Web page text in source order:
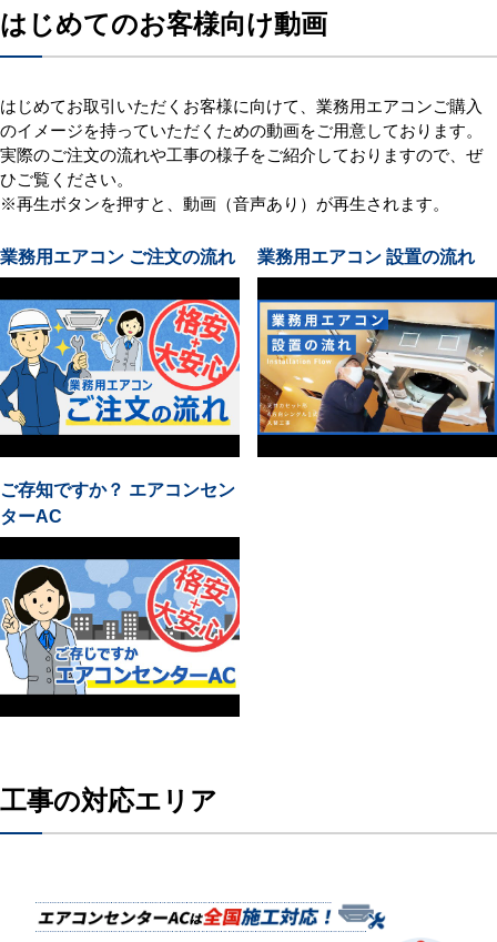
はじめてのお客様向け動画
はじめてお取引いただくお客様に向けて、業務用エアコンご購入
のイメージを持っていただくための動画をご用意しております。
実際のご注文の流れや工事の様子をご紹介しておりますので、ぜ
ひご覧ください。
※再生ボタンを押すと、動画（音声あり）が再生されます。
業務用エアコン ご注文の流れ 業務用エアコン 設置の流れ
ご存知ですか？ エアコンセン
ターAC
工事の対応エリア